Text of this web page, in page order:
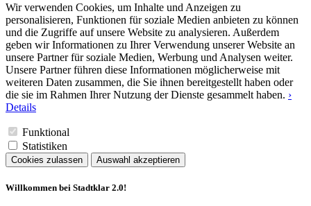
Wir verwenden Cookies, um Inhalte und Anzeigen zu
personalisieren, Funktionen für soziale Medien anbieten zu können
und die Zugriffe auf unsere Website zu analysieren. Außerdem
geben wir Informationen zu Ihrer Verwendung unserer Website an
unsere Partner für soziale Medien, Werbung und Analysen weiter.
Unsere Partner führen diese Informationen möglicherweise mit
weiteren Daten zusammen, die Sie ihnen bereitgestellt haben oder
die sie im Rahmen Ihrer Nutzung der Dienste gesammelt haben. ›
Details
Funktional
Statistiken
Cookies zulassen Auswahl akzeptieren
Willkommen bei Stadtklar 2.0!